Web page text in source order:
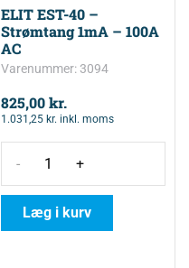
ELIT EST-40 –
Strømtang 1mA – 100A
AC
Varenummer: 3094
825,00kr.
1.031,25 kr. inkl. moms
- +
Læg i kurv